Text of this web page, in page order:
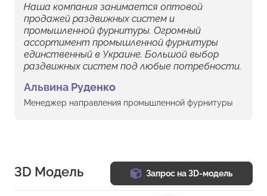
Наша компания занимается оптовой
продажей раздвижных систем и
промышленной фурнитуры. Огромный
ассортимент промышленной фурнитуры
единственный в Украине. Большой выбор
раздвижных систем под любые потребности.
Альвина Руденко
Менеджер направления промышленной фурнитуры
3D Модель Запрос на 3D-модель